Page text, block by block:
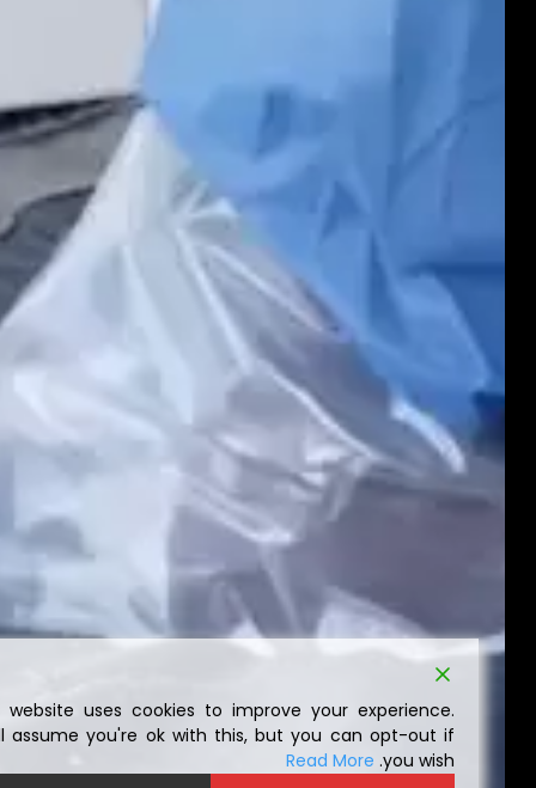
This website uses cookies to improve your experience.
We'll assume you're ok with this, but you can opt-out if
you wish.
Read More